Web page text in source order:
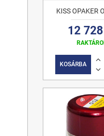
KISS OPAKER
12
KOSÁRBA